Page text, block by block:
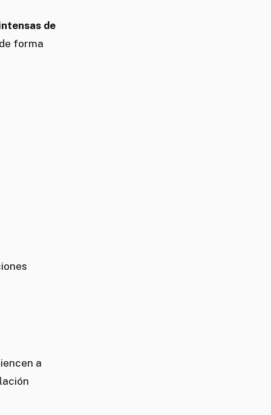
de
forma
a